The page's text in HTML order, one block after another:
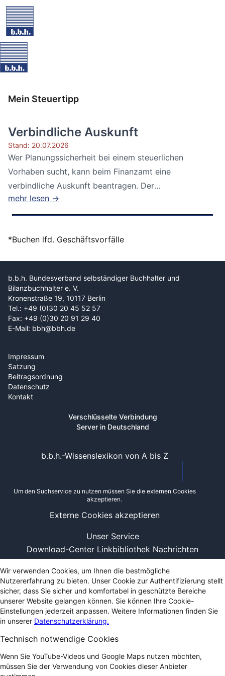
Mein Steuertipp
Verbindliche Auskunft
Stand: 20.07.2026
Wer Planungssicherheit bei einem steuerlichen
Vorhaben sucht, kann beim Finanzamt eine
verbindliche Auskunft beantragen. Der
Bundesfinanzhof...
mehr lesen →
*Buchen lfd. Geschäftsvorfälle
b.b.h. Bundesverband selbständiger Buchhalter und
Bilanzbuchhalter e. V.
Kronenstraße 19, 10117 Berlin
Tel.: +49 (0)30 20 45 52 57
Fax: +49 (0)30 20 91 29 40
E-Mail: bbh@bbh.de
Impressum
Satzung
Beitragsordnung
Datenschutz
Kontakt
Verschlüsselte Verbindung
Server in Deutschland
Unser Service
Download-Center Linkbibliothek Nachrichten
b.b.h.-Wissenslexikon von A bis Z
Um den Suchservice zu nutzen müssen Sie die externen Cookies
akzeptieren.
Externe Cookies akzeptieren
Wir verwenden Cookies, um Ihnen die bestmögliche
Nutzererfahrung zu bieten. Unser Cookie zur Authentifizierung stellt
sicher, dass Sie sicher und komfortabel in geschützte Bereiche
unserer Website gelangen können. Sie können Ihre Cookie-
Einstellungen jederzeit anpassen. Weitere Informationen finden Sie
in unserer Datenschutzerklärung.
Technisch notwendige Cookies
Wenn Sie YouTube-Videos und Google Maps nutzen möchten,
müssen Sie der Verwendung von Cookies dieser Anbieter